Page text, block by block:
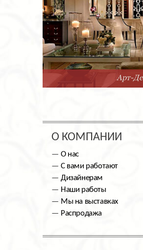
Арт-
О КОМПАНИИ
О нас
С вами работают
Дизайнерам
Наши работы
Мы на выставках
Распродажа